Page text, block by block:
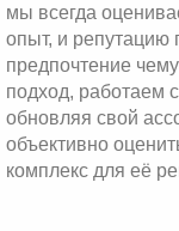
мы всегда
опыт, и репутацию
предпочтение
подход, работаем
обновляя свой
объективно
комплекс для её